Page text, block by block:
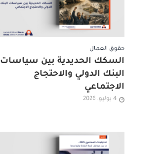
حقوق العمال
السكك الحديدية بين سياسات
البنك الدولي والاحتجاج
الاجتماعي
4 يوليو, 2026